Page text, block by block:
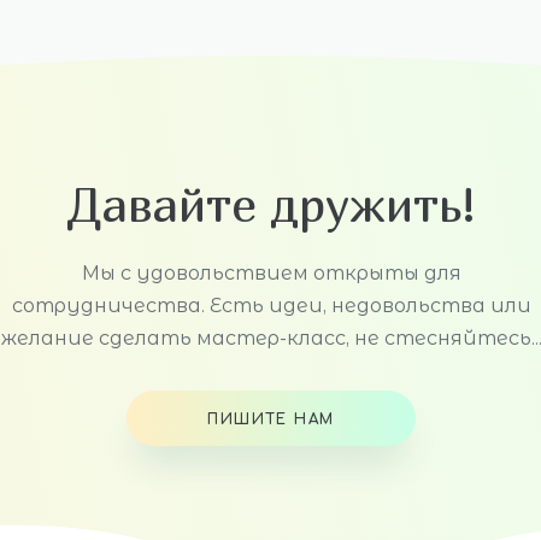
Давайте дружить!
Мы с удовольствием открыты для
сотрудничества. Есть идеи, недовольства или
желание сделать мастер-класс, не стесняйтесь...
ПИШИТЕ НАМ